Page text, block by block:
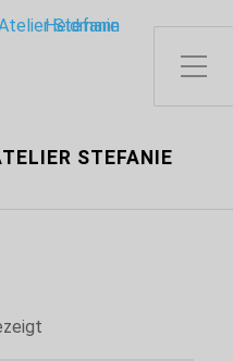
Toggle Side Menu
STEFANIE